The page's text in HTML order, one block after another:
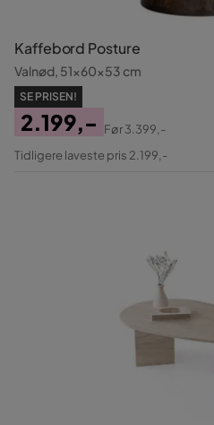
Kaffebord Posture
Valnød, 51x60x53 cm
SE PRISEN!
Pris
2.199,-
Original
Før3.399,-
Tidligere laveste pris 2.199,-